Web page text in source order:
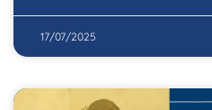
17/07/2025